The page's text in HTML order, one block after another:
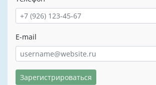
E-mail
Зарегистрироваться